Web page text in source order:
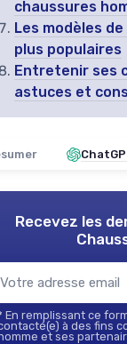
chaussures
Les modèles
plus populaires
Entretenir ses
astuces et
Recevez les
En remplissant ce
à des fins
et ses